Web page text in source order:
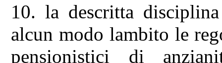
10. la descritta
alcun modo lambito le
pensionistici di